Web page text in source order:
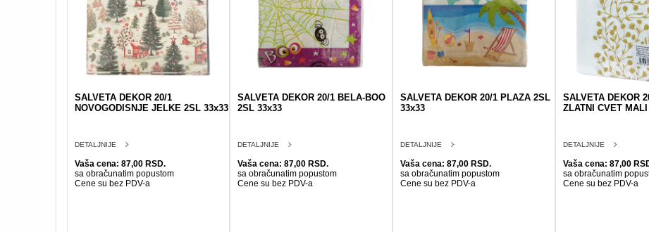
SALVETA DEKOR 20/1
NOVOGODISNJE JELKE 2SL 33x33
DETALJNIJE
Vaša cena: 87,00 RSD.
sa obračunatim popustom
Cene su bez PDV-a
SALVETA DEKOR 20/1 BELA-BOO
2SL 33x33
DETALJNIJE
Vaša cena: 87,00 RSD.
sa obračunatim popustom
Cene su bez PDV-a
SALVETA DEKOR 20/1 PLAZA 2SL
33x33
DETALJNIJE
Vaša cena: 87,00 RSD.
sa obračunatim popustom
Cene su bez PDV-a
SALVETA DEKOR
ZLATNI CVET
DETALJNIJE
Vaša cena: 87,00
sa obračunatim
Cene su bez PDV-a